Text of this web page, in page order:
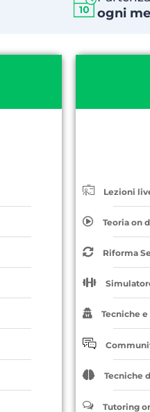
ogni
Lezioni
Teoria on
Riforma
Tecniche
Tecniche
Tutoring